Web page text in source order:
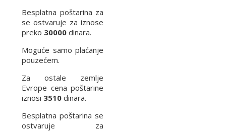
Besplatna poštarina za
se ostvaruje za iznose
preko 30000 dinara.
Moguće samo plaćanje
pouzećem.
Za ostale zemlje
Evrope cena poštarine
iznosi 3510 dinara.
Besplatna poštarina se
ostvaruje za